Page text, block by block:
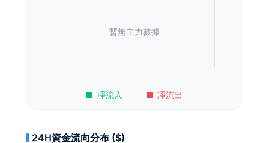
凈流入 凈流出
暫無主力數據
24H資金流向分布 ($)